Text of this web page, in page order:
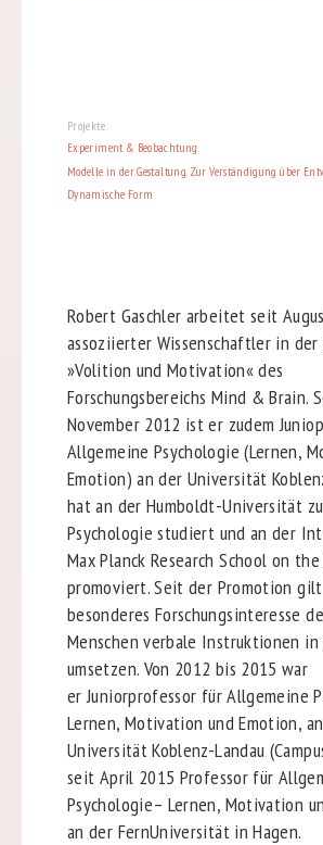
Projekte:
Experiment & Beobachtung
Modelle in der Gestaltung. Zur Verständigung über
Dynamische Form
Robert Gaschler arbeitet seit
assoziierter Wissenschaftler in der
»Volition und Motivation« des
Forschungsbereichs Mind & Brain.
November 2012 ist er zudem
Allgemeine Psychologie (Lernen,
Emotion) an der Universität
hat an der Humboldt-Universität
Psychologie studiert und an der
Max Planck Research School on
promoviert. Seit der Promotion
besonderes Forschungsinteresse
Menschen verbale Instruktionen in
umsetzen. Von 2012 bis 2015 war
er Juniorprofessor für Allgemeine
Lernen, Motivation und Emotion,
Universität Koblenz-Landau
seit April 2015 Professor für
Psychologie– Lernen, Motivation
an der FernUniversität in Hagen.